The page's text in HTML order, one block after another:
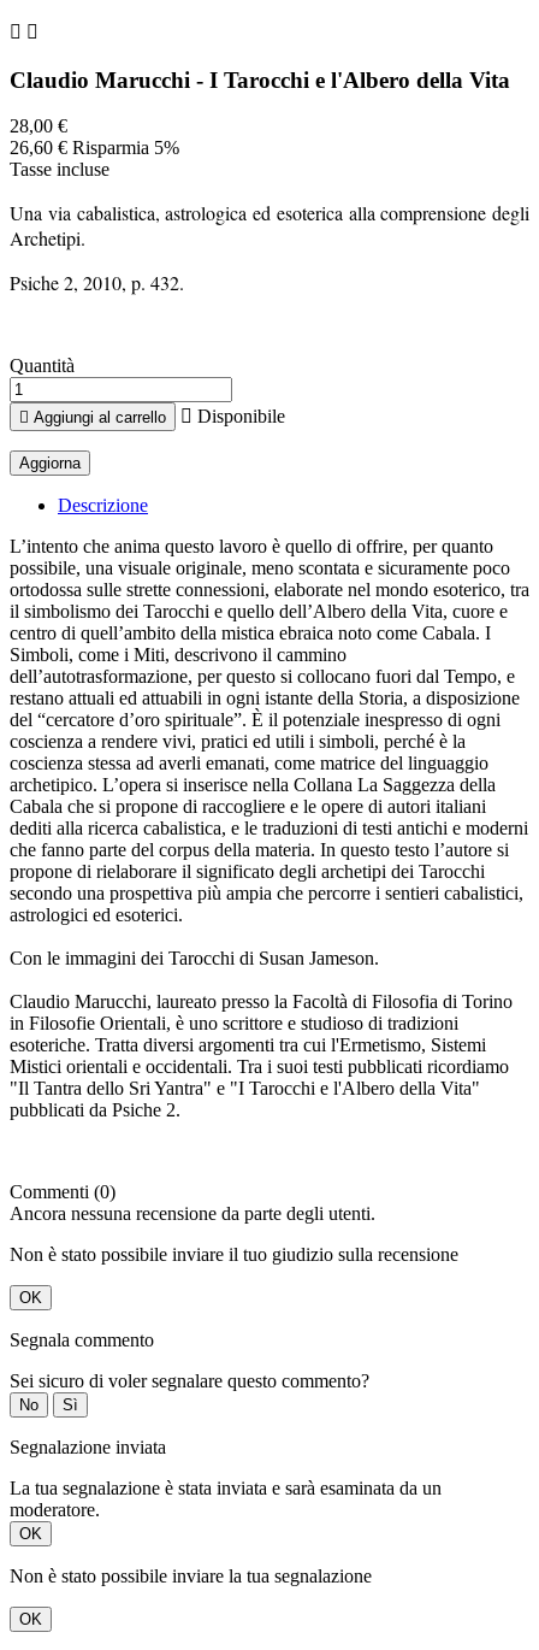
 
Claudio Marucchi - I Tarocchi e l'Albero della Vita
28,00 €
26,60 € Risparmia 5%
Tasse incluse
Una via cabalistica, astrologica ed esoterica alla comprensione degli
Archetipi.
Psiche 2, 2010, p. 432.
Quantità
 Aggiungi al carrello  Disponibile
Descrizione
L’intento che anima questo lavoro è quello di offrire, per quanto
possibile, una visuale originale, meno scontata e sicuramente poco
ortodossa sulle strette connessioni, elaborate nel mondo esoterico, tra
il simbolismo dei Tarocchi e quello dell’Albero della Vita, cuore e
centro di quell’ambito della mistica ebraica noto come Cabala. I
Simboli, come i Miti, descrivono il cammino
dell’autotrasformazione, per questo si collocano fuori dal Tempo, e
restano attuali ed attuabili in ogni istante della Storia, a disposizione
del “cercatore d’oro spirituale”. È il potenziale inespresso di ogni
coscienza a rendere vivi, pratici ed utili i simboli, perché è la
coscienza stessa ad averli emanati, come matrice del linguaggio
archetipico. L’opera si inserisce nella Collana La Saggezza della
Cabala che si propone di raccogliere e le opere di autori italiani
dediti alla ricerca cabalistica, e le traduzioni di testi antichi e moderni
che fanno parte del corpus della materia. In questo testo l’autore si
propone di rielaborare il significato degli archetipi dei Tarocchi
secondo una prospettiva più ampia che percorre i sentieri cabalistici,
astrologici ed esoterici.
Con le immagini dei Tarocchi di Susan Jameson.
Claudio Marucchi, laureato presso la Facoltà di Filosofia di Torino
in Filosofie Orientali, è uno scrittore e studioso di tradizioni
esoteriche. Tratta diversi argomenti tra cui l'Ermetismo, Sistemi
Mistici orientali e occidentali. Tra i suoi testi pubblicati ricordiamo
"Il Tantra dello Sri Yantra" e "I Tarocchi e l'Albero della Vita"
pubblicati da Psiche 2.
Commenti (0)
Ancora nessuna recensione da parte degli utenti.
Non è stato possibile inviare il tuo giudizio sulla recensione
OK
Segnala commento
Sei sicuro di voler segnalare questo commento?
No Sì
Segnalazione inviata
La tua segnalazione è stata inviata e sarà esaminata da un
moderatore.
OK
Non è stato possibile inviare la tua segnalazione
OK